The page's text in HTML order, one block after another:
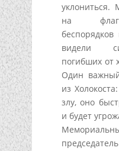
уклониться.
на
видели
погибших от
Один
из
злу, оно
и будет